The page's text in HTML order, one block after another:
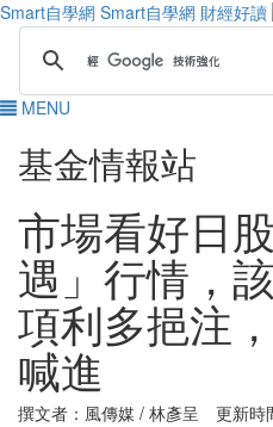
Smart自學網 Smart自學網 財經好讀
MENU
基金情報站
市場看好日
遇」行情，
項利多挹注
喊進
撰文者：風傳媒 / 林彥呈 更新時